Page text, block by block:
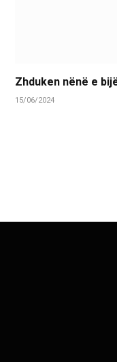
Zhduken nënë e
15/06/2024